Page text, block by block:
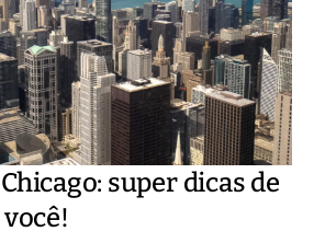
super dicas de